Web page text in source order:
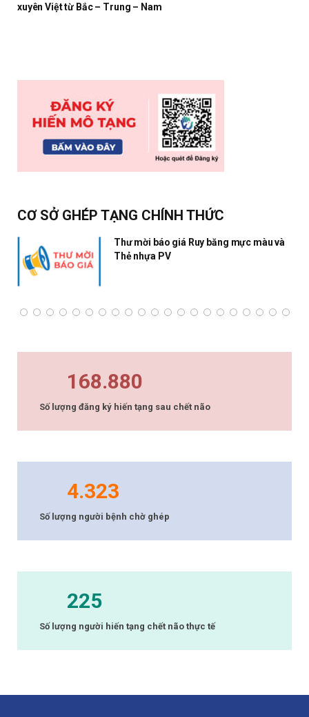
xuyên Việt từ Bắc – Trung – Nam
CƠ SỞ GHÉP TẠNG CHÍNH THỨC
Thư mời báo giá Ruy băng mực màu và
Thẻ nhựa PV
168.880
Số lượng đăng ký hiến tạng sau chết não
4.323
Số lượng người bệnh chờ ghép
225
Số lượng người hiến tạng chết não thực tế